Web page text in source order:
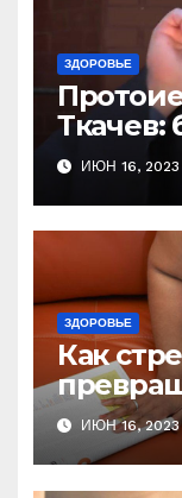
ЗДОРОВЬЕ
Ткачев:
— это
Вот те
ИЮН 16, 2023
ЗДОРОВЬЕ
Как
ИЮН 16,